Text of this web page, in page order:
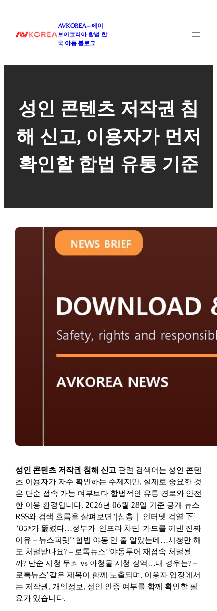
로
AVKOREA – 에이
브이코리아 합법 한
국 야동 블로그
성인 콘텐츠 저작권 침
해 신고, 이용자가 먼저
확인할 합법 유통 기준
성인 콘텐츠 저작권 침해 신고 관련 검색어는 성인 콘텐
츠 이용자가 자주 확인하는 주제지만, 실제로 중요한 것
은 단순 접속 가능 여부보다 합법적인 유통 경로와 안전
한 이용 환경입니다. 2026년 06월 28일 기준 공개 뉴스
RSS와 검색 흐름을 살펴보면 ‘[심층｜ 인터넷 검열 下]
"85%가 뚫렸다…정부가 '인프라 차단' 카드를 꺼낸 진짜
이유 – 뉴스피릿’ ‘'합법 야동'인 줄 알았는데…시청만 해
도 처벌받나요? – 로톡뉴스’ ‘야동투어 재접속 처벌될
까? 단순 시청 무죄 vs 아청물 시청 징역…내 경우는? –
로톡뉴스’ 같은 제목이 함께 노출되며, 이용자 입장에서
는 저작권, 개인정보, 성인 인증 여부를 함께 확인할 필
요가 있습니다.